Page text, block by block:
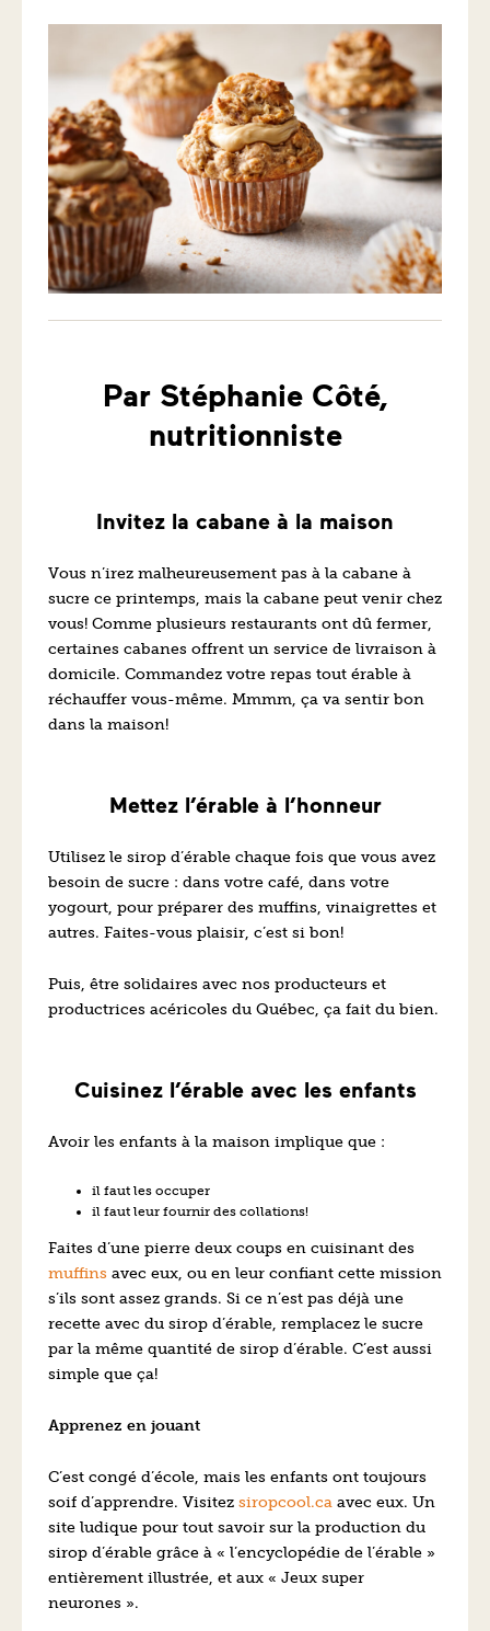
Par Stéphanie Côté,
nutritionniste
Invitez la cabane à la maison
Vous n’irez malheureusement pas à la cabane à
sucre ce printemps, mais la cabane peut venir chez
vous! Comme plusieurs restaurants ont dû fermer,
certaines cabanes offrent un service de livraison à
domicile. Commandez votre repas tout érable à
réchauffer vous-même. Mmmm, ça va sentir bon
dans la maison!
Mettez l’érable à l’honneur
Utilisez le sirop d’érable chaque fois que vous avez
besoin de sucre : dans votre café, dans votre
yogourt, pour préparer des muffins, vinaigrettes et
autres. Faites-vous plaisir, c’est si bon!
Puis, être solidaires avec nos producteurs et
productrices acéricoles du Québec, ça fait du bien.
Cuisinez l’érable avec les enfants
Avoir les enfants à la maison implique que :
il faut les occuper
il faut leur fournir des collations!
Faites d’une pierre deux coups en cuisinant des
muffins avec eux, ou en leur confiant cette mission
s’ils sont assez grands. Si ce n’est pas déjà une
recette avec du sirop d’érable, remplacez le sucre
par la même quantité de sirop d’érable. C’est aussi
simple que ça!
Apprenez en jouant
C’est congé d’école, mais les enfants ont toujours
soif d’apprendre. Visitez siropcool.ca avec eux. Un
site ludique pour tout savoir sur la production du
sirop d’érable grâce à « l’encyclopédie de l’érable »
entièrement illustrée, et aux « Jeux super
neurones ».